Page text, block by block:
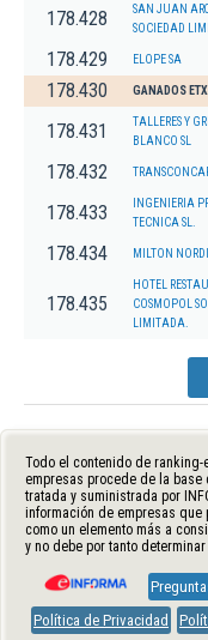
178.428
SAN JUAN
SOCIEDAD
178.429 ELOPE SA
178.430 GANADOS
178.431
TALLERES Y
BLANCO SL
178.432
178.433
INGENIERIA
TECNICA SL.
178.434 MILTON
178.435
HOTEL
COSMOPOL
LIMITADA.
Todo el contenido de
empresas procede de la base
tratada y suministrada por
información de empresas que
como un elemento más a
y no debe por tanto determinar
Política de Privacidad